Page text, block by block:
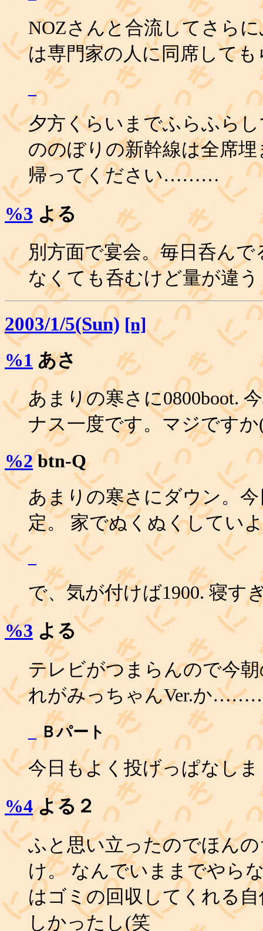
NOZさんと合流してさら
は専門家の人に同席して
_
夕方くらいまでふらふら
ののぼりの新幹線は全席
帰ってください………
%3 よる
別方面で宴会。毎日呑ん
なくても呑むけど量が違
2003/1/5(Sun) [n]
%1 あさ
あまりの寒さに0800boot.
ナス一度です。マジです
%2btn-Q
あまりの寒さにダウン。
定。 家でぬくぬくして
で、気が付けば1900. 寝す
%3 よる
テレビがつまらんので今
れがみっちゃんVer.か
Ｂパート
今日もよく投げっぱなし
%4よる２
ふと思い立ったのでほん
け。 なんでいままでやら
はゴミの回収してくれる
しかったし(笑